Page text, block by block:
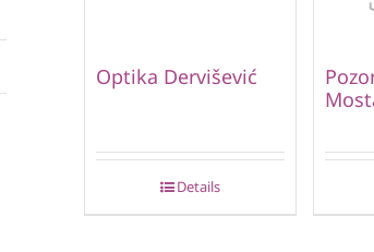
Optika Dervišević
Details